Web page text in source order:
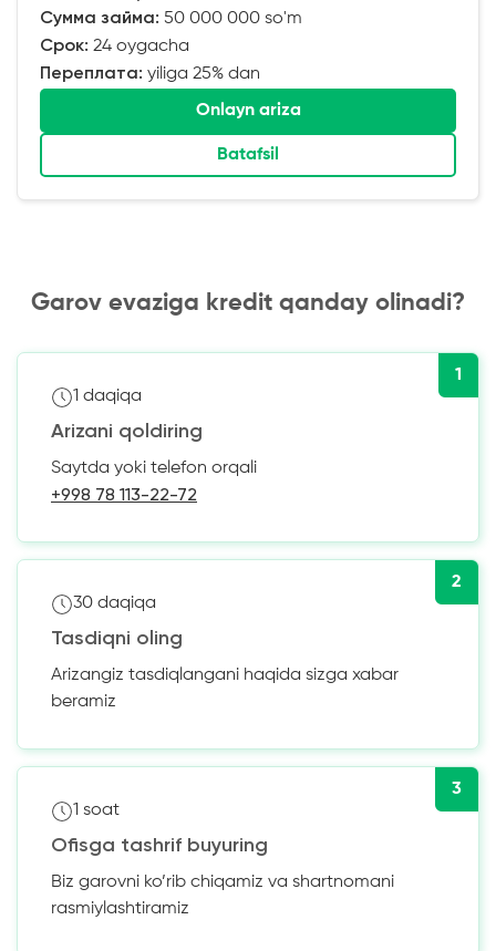
Сумма займа: 50 000 000 so'm
Срок: 24 oygacha
Переплата: yiliga 25% dan
Onlayn ariza
Batafsil
Garov evaziga kredit qanday olinadi?
1
1 daqiqa
Arizani qoldiring
Saytda yoki telefon orqali
+998 78 113-22-72
2
30 daqiqa
Tasdiqni oling
Arizangiz tasdiqlangani haqida sizga xabar
beramiz
3
1 soat
Ofisga tashrif buyuring
Biz garovni ko’rib chiqamiz va shartnomani
rasmiylashtiramiz